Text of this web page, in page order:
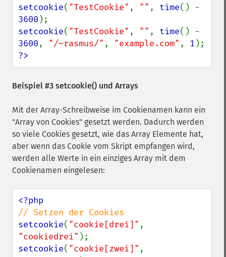
setcookie( "TestCookie" , "" , time
3600
setcookie( "TestCookie" , "" , time
3600, "/~rasmus/" , "example.com" , 1
?>
Beispiel #3 setcookie() und Arrays
Mit der Array-Schreibweise im Cookienamen kann ein
"Array von Cookies" gesetzt werden. Dadurch werden
so viele Cookies gesetzt, wie das Array Elemente hat,
aber wenn das Cookie vom Skript empfangen wird,
werden alle Werte in ein einziges Array mit dem
Cookienamen eingelesen:
setcookie( "cookie[drei]"
"cookiedrei"
setcookie( "cookie[zwei]"